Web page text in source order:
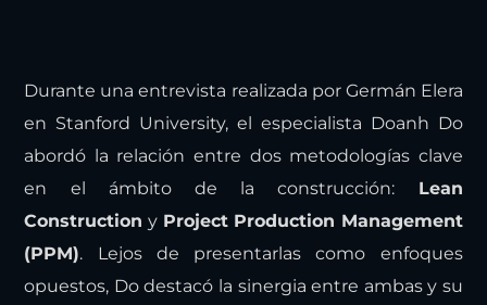
Durante una entrevista realizada por Germán Elera
en Stanford University, el especialista Doanh Do
abordó la relación entre dos metodologías clave
en el ámbito de la construcción: Lean
Construction y Project Production Management
(PPM). Lejos de presentarlas como enfoques
opuestos, Do destacó la sinergia entre ambas y su